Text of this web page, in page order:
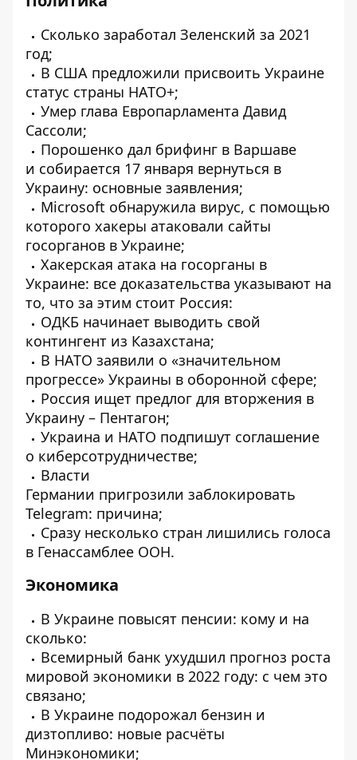
Сколько заработал Зеленский за 2021
год;
В США предложили присвоить Украине
статус страны НАТО+;
Умер глава Европарламента Давид
Сассоли;
Порошенко дал брифинг в Варшаве
и собирается 17 января вернуться в
Украину: основные заявления;
Microsoft обнаружила вирус, с помощью
которого хакеры атаковали сайты
госорганов в Украине;
Хакерская атака на госорганы в
Украине: все доказательства указывают на
то, что за этим стоит Россия:
ОДКБ начинает выводить свой
контингент из Казахстана;
В НАТО заявили о «значительном
прогрессе» Украины в оборонной сфере;
Россия ищет предлог для вторжения в
Украину – Пентагон;
Украина и НАТО подпишут соглашение
о киберсотрудничестве;
Власти
Германии пригрозили заблокировать
Telegram: причина;
Сразу несколько стран лишились голоса
в Генассамблее ООН.
Экономика
В Украине повысят пенсии: кому и на
сколько:
Всемирный банк ухудшил прогноз роста
мировой экономики в 2022 году: с чем это
связано;
В Украине подорожал бензин и
дизтопливо: новые расчёты
Минэкономики;